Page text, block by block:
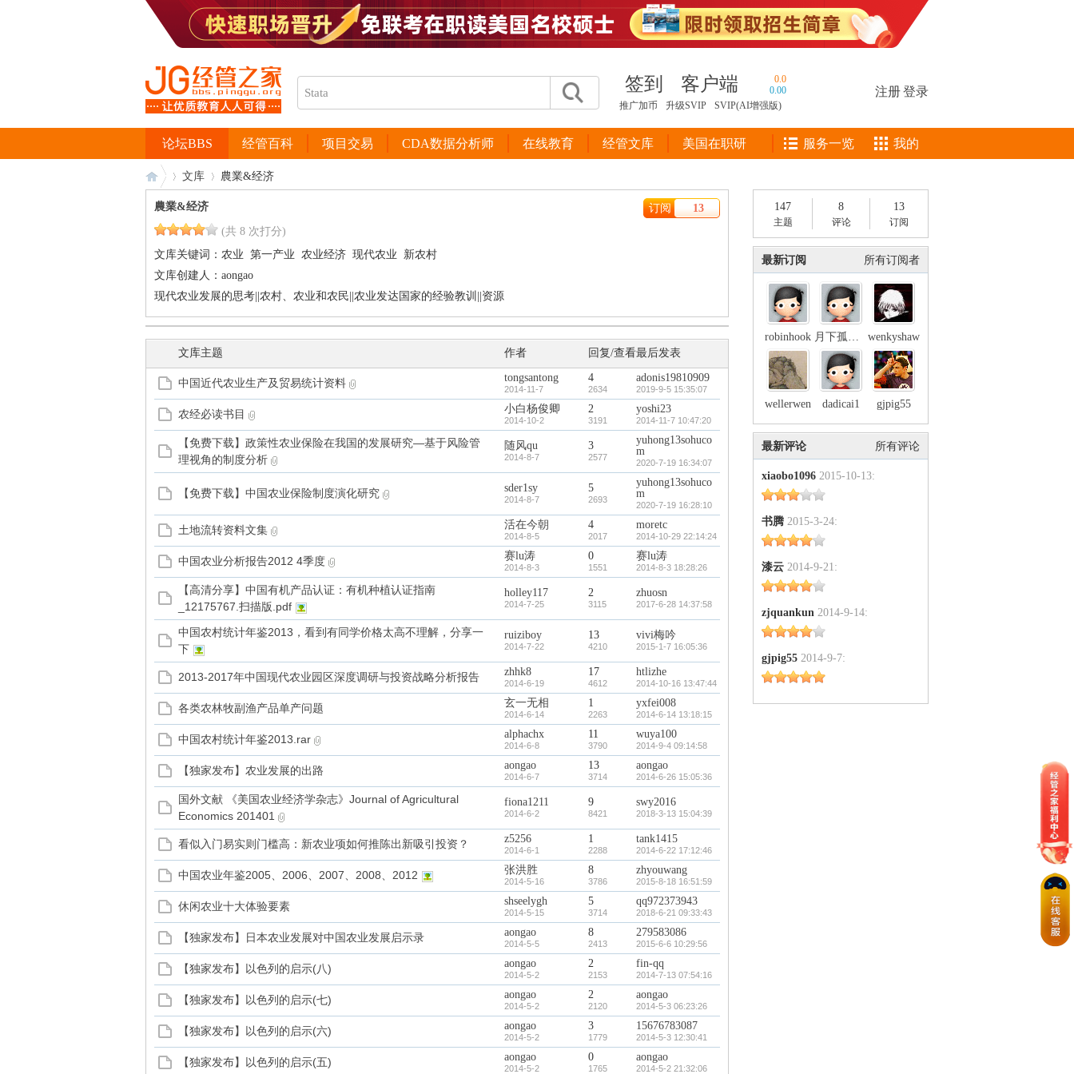
签到 客户端
0.0
0.00
推广加币
升级SVIP SVIP(AI增强版)
注册登录
经管百科 项目交易 CDA数据分析师 在线教育 经管文库 美国在职研
论坛BBS 服务一览 我的
家
文库 農業&经济
農業&经济 13
订阅
(共 8 次打分)
文库关键词： 农业 第一产业 农业经济 现代农业
新农村
文库创建人： aongao
现代农业发展的思考||农村、农业和农民||农业发达国家的经验教训||资源
文库主题 作者 回复/查看最后发表
中国近代农业生产及贸易统计资料 tongsantong
2014-11-7
4
2634
adonis19810909
2019-9-5 15:35:07
农经必读书目 小白杨俊卿
2014-10-2
2
3191
yoshi23
2014-11-7 10:47:20
【免费下载】政策性农业保险在我国的发展研究—基于风险管
理视角的制度分析
随风qu
2014-8-7
3
2577
yuhong13sohuco
m
2020-7-19 16:34:07
【免费下载】中国农业保险制度演化研究 sder1sy
2014-8-7
5
2693
yuhong13sohuco
m
2020-7-19 16:28:10
土地流转资料文集 活在今朝
2014-8-5
4
2017
moretc
2014-10-29 22:14:24
中国农业分析报告2012 4季度 赛lu涛
2014-8-3
0
1551
赛lu涛
2014-8-3 18:28:26
【高清分享】中国有机产品认证：有机种植认证指南
_12175767.扫描版.pdf
holley117
2014-7-25
2
3115
zhuosn
2017-6-28 14:37:58
中国农村统计年鉴2013，看到有同学价格太高不理解，分享一
下
ruiziboy
2014-7-22
13
4210
vivi梅吟
2015-1-7 16:05:36
2013-2017年中国现代农业园区深度调研与投资战略分析报告 zhhk8
2014-6-19
17
4612
htlizhe
2014-10-16 13:47:44
各类农林牧副渔产品单产问题 玄一无相
2014-6-14
1
2263
yxfei008
2014-6-14 13:18:15
中国农村统计年鉴2013.rar alphachx
2014-6-8
11
3790
wuya100
2014-9-4 09:14:58
【独家发布】农业发展的出路 aongao
2014-6-7
13
3714
aongao
2014-6-26 15:05:36
国外文献 《美国农业经济学杂志》Journal of Agricultural
Economics 201401
fiona1211
2014-6-2
9
8421
swy2016
2018-3-13 15:04:39
看似入门易实则门槛高：新农业项如何推陈出新吸引投资？ z5256
2014-6-1
1
2288
tank1415
2014-6-22 17:12:46
中国农业年鉴2005、2006、2007、2008、2012 张洪胜
2014-5-16
8
3786
zhyouwang
2015-8-18 16:51:59
休闲农业十大体验要素 shseelygh
2014-5-15
5
3714
qq972373943
2018-6-21 09:33:43
【独家发布】日本农业发展对中国农业发展启示录 aongao
2014-5-5
8
2413
279583086
2015-6-6 10:29:56
【独家发布】以色列的启示(八) aongao
2014-5-2
2
2153
fin-qq
2014-7-13 07:54:16
【独家发布】以色列的启示(七) aongao
2014-5-2
2
2120
aongao
2014-5-3 06:23:26
【独家发布】以色列的启示(六) aongao
2014-5-2
3
1779
15676783087
2014-5-3 12:30:41
【独家发布】以色列的启示(五) aongao
2014-5-2
0
1765
aongao
2014-5-2 21:32:06
147
主题
8
评论
13
订阅
所有订阅者
最新订阅
robinhook 月下孤独风 wenkyshaw
wellerwen dadicai1 gjpig55
所有评论
最新评论
xiaobo1096 2015-10-13:
书腾 2015-3-24:
漆云 2014-9-21:
zjquankun 2014-9-14:
gjpig55 2014-9-7: